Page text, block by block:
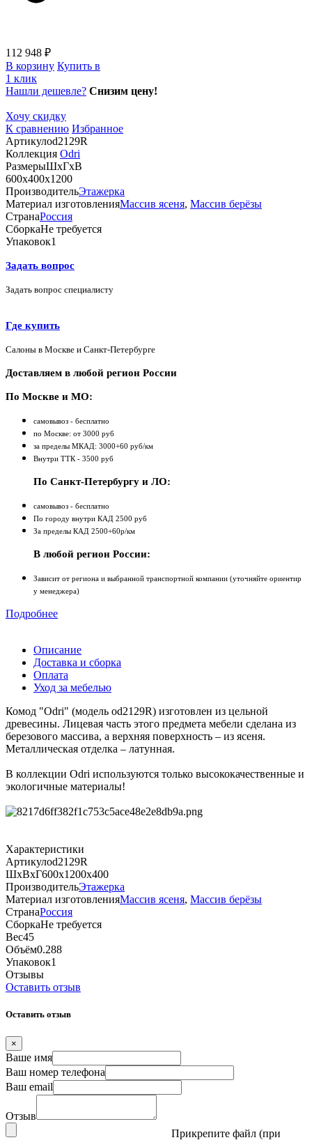
112 948 ₽
В корзину Купить в
1 клик
Нашли дешевле? Снизим цену!
Хочу скидку
К сравнению Избранное
Артикулod2129R
Коллекция Odri
РазмерыШхГхВ
600х400х1200
ПроизводительЭтажерка
Материал изготовленияМассив ясеня, Массив берёзы
СтранаРоссия
СборкаНе требуется
Упаковок1
Задать вопрос
Задать вопрос специалисту
Где купить
Салоны в Москве и Санкт-Петербурге
Доставляем в любой регион России
По Москве и МО:
самовывоз - бесплатно
по Москве: от 3000 руб
за пределы МКАД: 3000+60 руб/км
Внутри ТТК - 3500 руб
По Санкт-Петербургу и ЛО:
самовывоз - бесплатно
По городу внутри КАД 2500 руб
За пределы КАД 2500+60р/км
В любой регион России:
Зависит от региона и выбранной транспортной компании (уточняйте ориентир
у менеджера)
Подробнее
Описание
Доставка и сборка
Оплата
Уход за мебелью
Комод "Odri" (модель od2129R) изготовлен из цельной
древесины. Лицевая часть этого предмета мебели сделана из
березового массива, а верхняя поверхность – из ясеня.
Металлическая отделка – латунная.
В коллекции Odri используются только высококачественные и
экологичные материалы!
Характеристики
Артикулod2129R
ШхВхГ600х1200х400
ПроизводительЭтажерка
Материал изготовленияМассив ясеня, Массив берёзы
СтранаРоссия
СборкаНе требуется
Вес45
Объём0.288
Упаковок1
Отзывы
Оставить отзыв
Оставить отзыв
×
Ваше имя
Ваш номер телефона
Ваш email
Отзыв
Прикрепите файл (при